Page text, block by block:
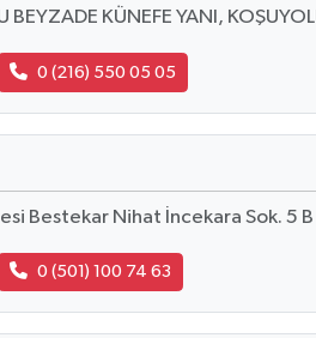
BEYZADE KÜNEFE YANI,
0 (216) 550 05 05
Bestekar Nihat İncekara Sok. 5 B
0 (501) 100 74 63